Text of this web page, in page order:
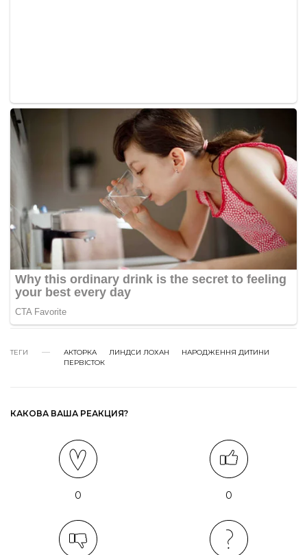
ТЕГИ АКТОРКА ЛИНДСИ ЛОХАН
НАРОДЖЕННЯ ДИТИНИ
ПЕРВІСТОК
КАКОВА ВАША РЕАКЦИЯ?
0 0